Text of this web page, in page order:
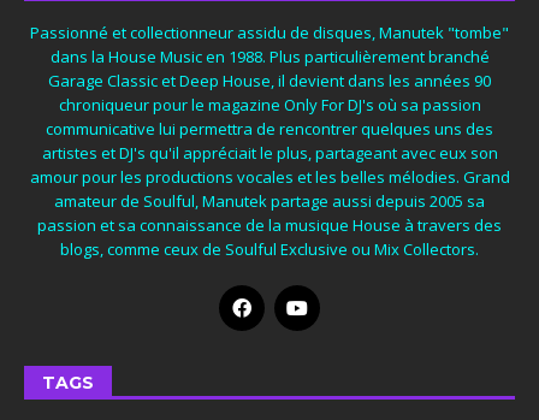
Passionné et collectionneur assidu de disques, Manutek "tombe"
dans la House Music en 1988. Plus particulièrement branché
Garage Classic et Deep House, il devient dans les années 90
chroniqueur pour le magazine Only For DJ's où sa passion
communicative lui permettra de rencontrer quelques uns des
artistes et DJ's qu'il appréciait le plus, partageant avec eux son
amour pour les productions vocales et les belles mélodies. Grand
amateur de Soulful, Manutek partage aussi depuis 2005 sa
passion et sa connaissance de la musique House à travers des
blogs, comme ceux de Soulful Exclusive ou Mix Collectors.
TAGS